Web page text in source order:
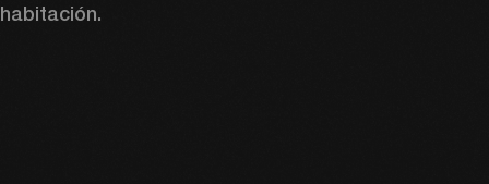
habitación.